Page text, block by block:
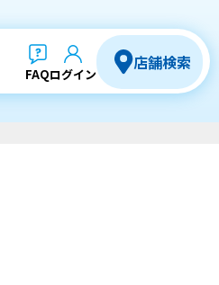
FAQログイン
店舗検索